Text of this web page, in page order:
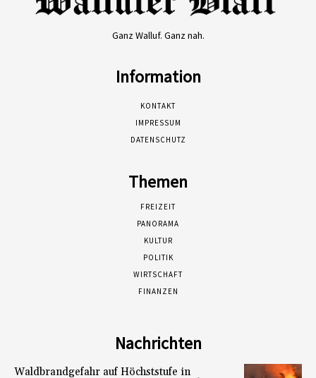
Ganz Walluf. Ganz nah.
Information
KONTAKT
IMPRESSUM
DATENSCHUTZ
Themen
FREIZEIT
PANORAMA
KULTUR
POLITIK
WIRTSCHAFT
FINANZEN
Nachrichten
Waldbrandgefahr auf Höchststufe in